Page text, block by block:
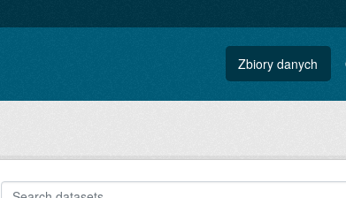
Zbiory danych